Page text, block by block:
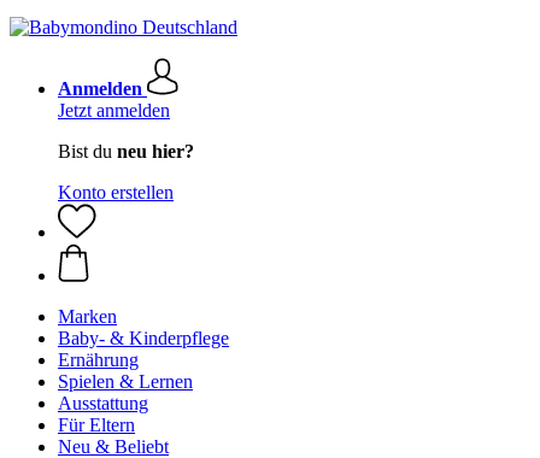
Anmelden
Jetzt anmelden
Bist du neu hier?
Konto erstellen
Marken
Baby- & Kinderpflege
Ernährung
Spielen & Lernen
Ausstattung
Für Eltern
Neu & Beliebt